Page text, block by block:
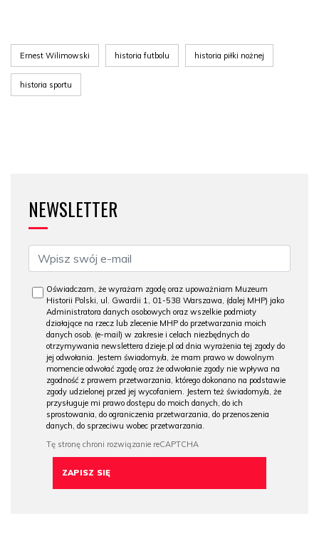
Ernest Wilimowski historia futbolu historia piłki nożnej
historia sportu
NEWSLETTER
Oświadczam, że wyrażam zgodę oraz upoważniam Muzeum
Historii Polski, ul. Gwardii 1, 01-538 Warszawa, (dalej MHP) jako
Administratora danych osobowych oraz wszelkie podmioty
działające na rzecz lub zlecenie MHP do przetwarzania moich
danych osob. (e-mail) w zakresie i celach niezbędnych do
otrzymywania newslettera dzieje.pl od dnia wyrażenia tej zgody do
jej odwołania. Jestem świadomy/a, że mam prawo w dowolnym
momencie odwołać zgodę oraz że odwołanie zgody nie wpływa na
zgodność z prawem przetwarzania, którego dokonano na podstawie
zgody udzielonej przed jej wycofaniem. Jestem też świadomy/a, że
przysługuje mi prawo dostępu do moich danych, do ich
sprostowania, do ograniczenia przetwarzania, do przenoszenia
danych, do sprzeciwu wobec przetwarzania.